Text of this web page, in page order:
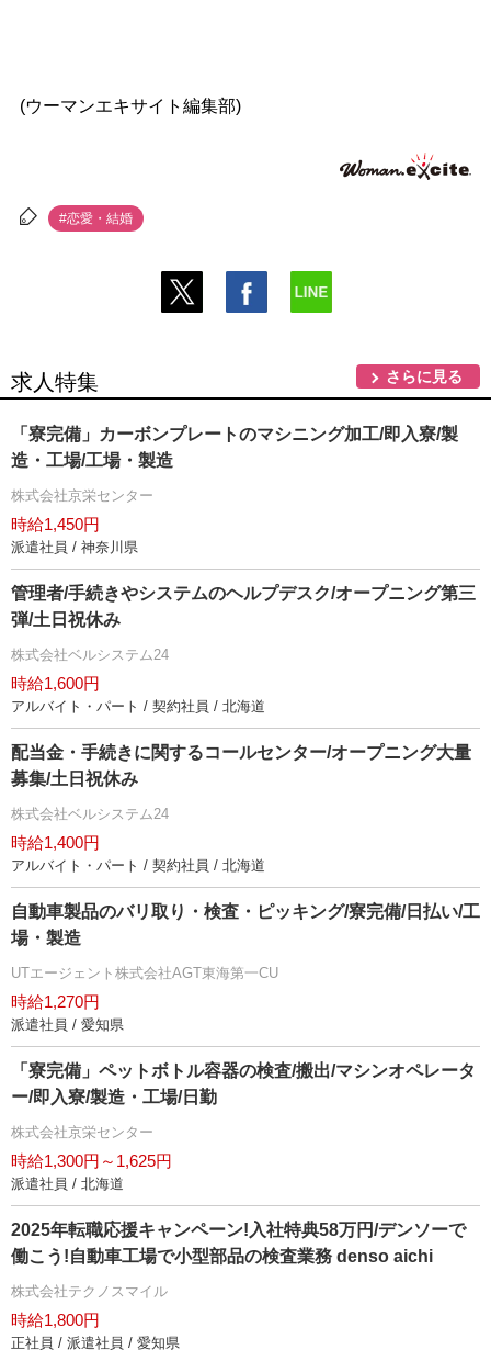
(ウーマンエキサイト編集部)
#恋愛・結婚
求人特集 さらに見る
「寮完備」カーボンプレートのマシニング加工/即入寮/製
造・工場/工場・製造
株式会社京栄センター
時給1,450円
派遣社員 / 神奈川県
管理者/手続きやシステムのヘルプデスク/オープニング第三
弾/土日祝休み
株式会社ベルシステム24
時給1,600円
アルバイト・パート / 契約社員 / 北海道
配当金・手続きに関するコールセンター/オープニング大量
募集/土日祝休み
株式会社ベルシステム24
時給1,400円
アルバイト・パート / 契約社員 / 北海道
自動車製品のバリ取り・検査・ピッキング/寮完備/日払い/工
場・製造
UTエージェント株式会社AGT東海第一CU
時給1,270円
派遣社員 / 愛知県
「寮完備」ペットボトル容器の検査/搬出/マシンオペレータ
ー/即入寮/製造・工場/日勤
株式会社京栄センター
時給1,300円～1,625円
派遣社員 / 北海道
2025年転職応援キャンペーン!入社特典58万円/デンソーで
働こう!自動車工場で小型部品の検査業務 denso aichi
株式会社テクノスマイル
時給1,800円
正社員 / 派遣社員 / 愛知県